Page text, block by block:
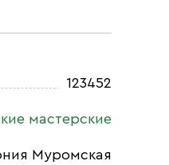
123452
мастерские
Муромская